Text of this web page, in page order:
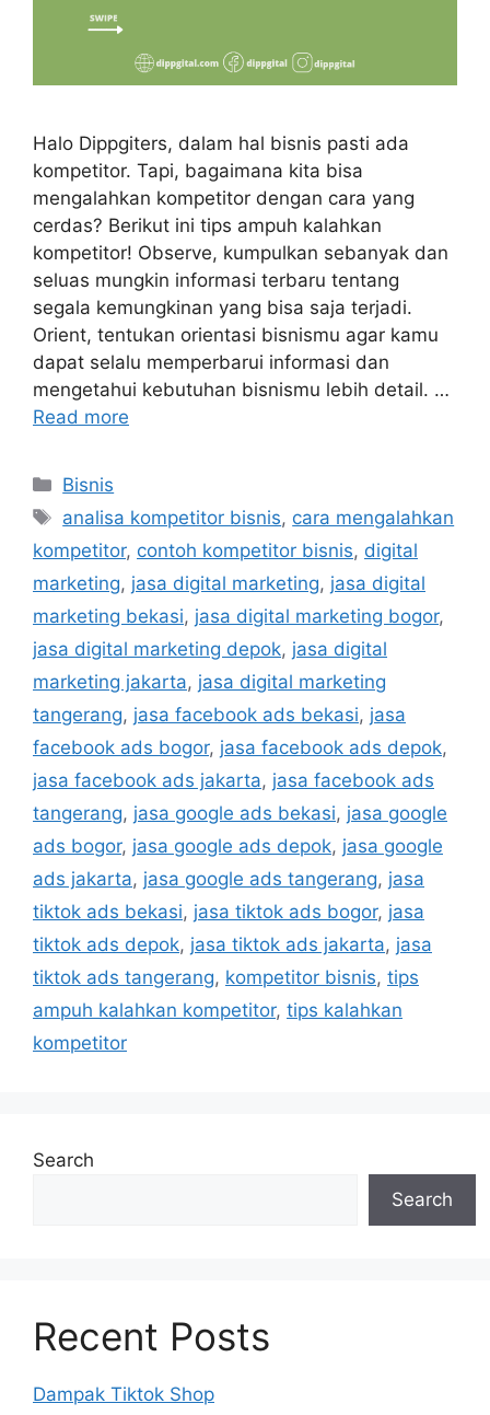
Halo Dippgiters, dalam hal bisnis pasti ada
kompetitor. Tapi, bagaimana kita bisa
mengalahkan kompetitor dengan cara yang
cerdas? Berikut ini tips ampuh kalahkan
kompetitor! Observe, kumpulkan sebanyak dan
seluas mungkin informasi terbaru tentang
segala kemungkinan yang bisa saja terjadi.
Orient, tentukan orientasi bisnismu agar kamu
dapat selalu memperbarui informasi dan
mengetahui kebutuhan bisnismu lebih detail. …
Read more
Bisnis
analisa kompetitor bisnis, cara mengalahkan
kompetitor, contoh kompetitor bisnis, digital
marketing, jasa digital marketing, jasa digital
marketing bekasi, jasa digital marketing bogor,
jasa digital marketing depok, jasa digital
marketing jakarta, jasa digital marketing
tangerang, jasa facebook ads bekasi, jasa
facebook ads bogor, jasa facebook ads depok,
jasa facebook ads jakarta, jasa facebook ads
tangerang, jasa google ads bekasi, jasa google
ads bogor, jasa google ads depok, jasa google
ads jakarta, jasa google ads tangerang, jasa
tiktok ads bekasi, jasa tiktok ads bogor, jasa
tiktok ads depok, jasa tiktok ads jakarta, jasa
tiktok ads tangerang, kompetitor bisnis, tips
ampuh kalahkan kompetitor, tips kalahkan
kompetitor
Search
Search
Recent Posts
Dampak Tiktok Shop